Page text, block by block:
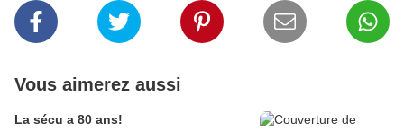
Vous aimerez aussi
La sécu a 80 ans!